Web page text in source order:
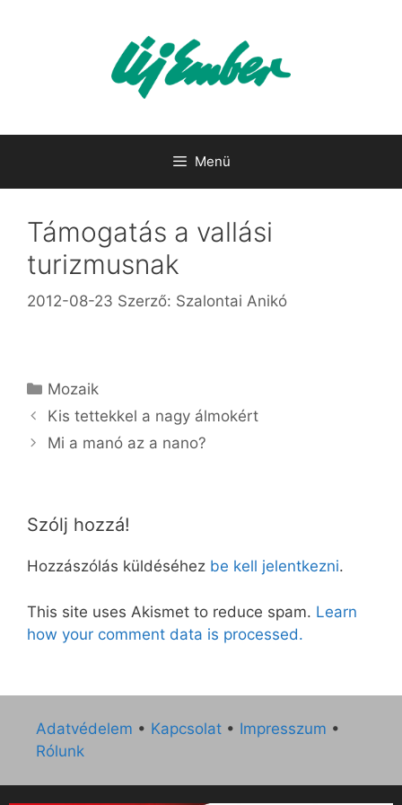
Menü
Támogatás a vallási
turizmusnak
2012-08-23 Szerző: Szalontai Anikó
Kategória
Mozaik
Kis tettekkel a nagy álmokért
Mi a manó az a nano?
Szólj hozzá!
Hozzászólás küldéséhez be kell jelentkezni.
This site uses Akismet to reduce spam. Learn
how your comment data is processed.
Adatvédelem • Kapcsolat • Impresszum •
Rólunk